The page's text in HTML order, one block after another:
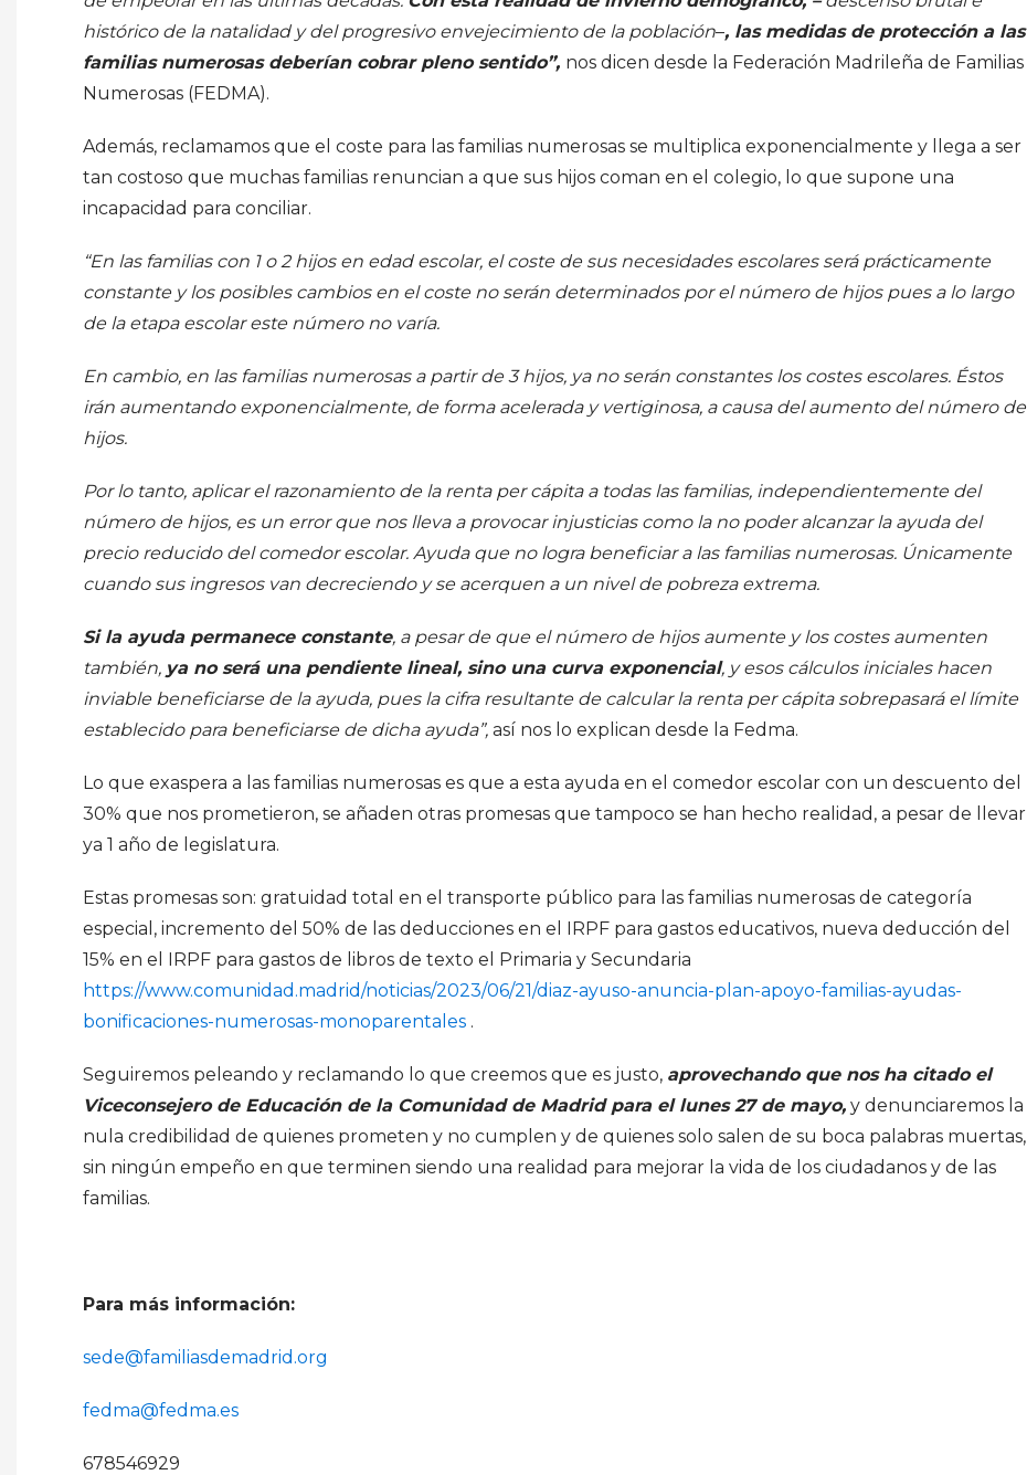
histórico de la natalidad y del progresivo envejecimiento de la población–, las medidas de protección a las
familias numerosas deberían cobrar pleno sentido”, nos dicen desde la Federación Madrileña de Familias
Numerosas (FEDMA).
Además, reclamamos que el coste para las familias numerosas se multiplica exponencialmente y llega a ser
tan costoso que muchas familias renuncian a que sus hijos coman en el colegio, lo que supone una
incapacidad para conciliar.
“En las familias con 1 o 2 hijos en edad escolar, el coste de sus necesidades escolares será prácticamente
constante y los posibles cambios en el coste no serán determinados por el número de hijos pues a lo largo
de la etapa escolar este número no varía.
En cambio, en las familias numerosas a partir de 3 hijos, ya no serán constantes los costes escolares. Éstos
irán aumentando exponencialmente, de forma acelerada y vertiginosa, a causa del aumento del número de
hijos.
Por lo tanto, aplicar el razonamiento de la renta per cápita a todas las familias, independientemente del
número de hijos, es un error que nos lleva a provocar injusticias como la no poder alcanzar la ayuda del
precio reducido del comedor escolar. Ayuda que no logra beneficiar a las familias numerosas. Únicamente
cuando sus ingresos van decreciendo y se acerquen a un nivel de pobreza extrema.
Si la ayuda permanece constante, a pesar de que el número de hijos aumente y los costes aumenten
también, ya no será una pendiente lineal, sino una curva exponencial, y esos cálculos iniciales hacen
inviable beneficiarse de la ayuda, pues la cifra resultante de calcular la renta per cápita sobrepasará el límite
establecido para beneficiarse de dicha ayuda”, así nos lo explican desde la Fedma.
Lo que exaspera a las familias numerosas es que a esta ayuda en el comedor escolar con un descuento del
30% que nos prometieron, se añaden otras promesas que tampoco se han hecho realidad, a pesar de llevar
ya 1 año de legislatura.
Estas promesas son: gratuidad total en el transporte público para las familias numerosas de categoría
especial, incremento del 50% de las deducciones en el IRPF para gastos educativos, nueva deducción del
15% en el IRPF para gastos de libros de texto el Primaria y Secundaria
https://www.comunidad.madrid/noticias/2023/06/21/diaz-ayuso-anuncia-plan-apoyo-familias-ayudas-
bonificaciones-numerosas-monoparentales .
Seguiremos peleando y reclamando lo que creemos que es justo, aprovechando que nos ha citado el
Viceconsejero de Educación de la Comunidad de Madrid para el lunes 27 de mayo, y denunciaremos la
nula credibilidad de quienes prometen y no cumplen y de quienes solo salen de su boca palabras muertas,
sin ningún empeño en que terminen siendo una realidad para mejorar la vida de los ciudadanos y de las
familias.
Para más información:
sede@familiasdemadrid.​org
fedma@fedma.​es
678546929